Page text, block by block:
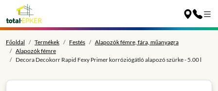
Főoldal Termékek Festés
Alapozók fémre, fára, műanyagra
Alapozók fémre
Decora Decokorr Rapid Fexy Primer korróziógátló alapozó szürke - 5.00 l